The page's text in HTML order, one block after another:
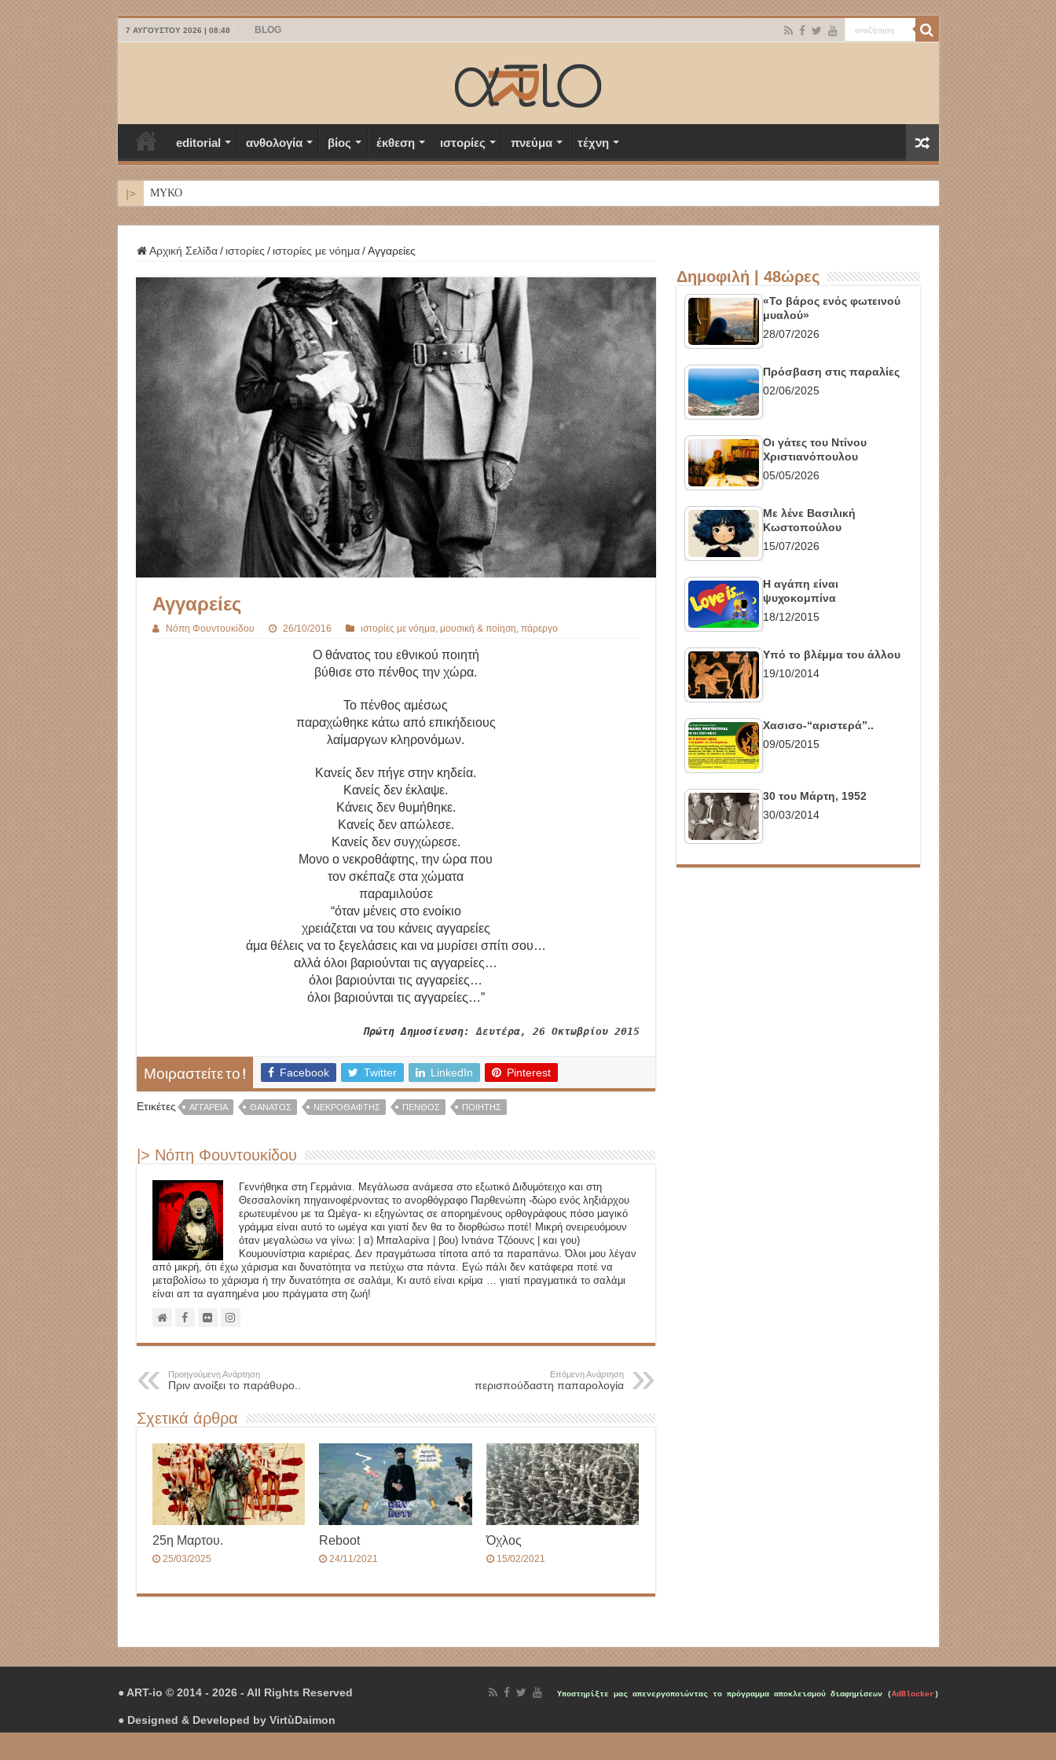
7 ΑΥΓΟΎΣΤΟΥ 2026 | 08:48 BLOG
editorial ανθολογία βίος έκθεση ιστορίες πνεύμα τέχνη
|> ΜΥΚΟΝΟΣ
Αρχική Σελίδα / ιστορίες / ιστορίες με νόημα / Αγγαρείες
Αγγαρείες
Νόπη Φουντουκίδου 26/10/2016 ιστορίες με νόημα, μουσική & ποίηση, πάρεργο
Ο θάνατος του εθνικού ποιητή
βύθισε στο πένθος την χώρα.
Το πένθος αμέσως
παραχώθηκε κάτω από επικήδειους
λαίμαργων κληρονόμων.
Κανείς δεν πήγε στην κηδεία.
Κανείς δεν έκλαψε.
Κάνεις δεν θυμήθηκε.
Κανείς δεν απώλεσε.
Κανείς δεν συγχώρεσε.
Μονο ο νεκροθάφτης, την ώρα που
τον σκέπαζε στα χώματα
παραμιλούσε
“όταν μένεις στο ενοίκιο
χρειάζεται να του κάνεις αγγαρείες
άμα θέλεις να το ξεγελάσεις και να μυρίσει σπίτι σου…
αλλά όλοι βαριούνται τις αγγαρείες…
όλοι βαριούνται τις αγγαρείες…
όλοι βαριούνται τις αγγαρείες…”
Πρώτη Δημοσίευση:Δευτέρα, 26 Οκτωβρίου 2015
Μοιραστείτε το ! Facebook Twitter LinkedIn Pinterest
Ετικέτες ΑΓΓΑΡΕΊΑ ΘΆΝΑΤΟΣ ΝΕΚΡΟΘΆΦΤΗΣ ΠΈΝΘΟΣ ΠΟΙΗΤΉΣ
|> Νόπη Φουντουκίδου
Γεννήθηκα στη Γερμάνια. Μεγάλωσα ανάμεσα στο εξωτικό Διδυμότειχο και στη
Θεσσαλονίκη πηγαινοφέρνοντας το ανορθόγραφο Παρθενώπη -δώρο ενός ληξιάρχου
ερωτευμένου με τα Ωμέγα- κι εξηγώντας σε απορημένους ορθογράφους πόσο μαγικό
γράμμα είναι αυτό το ωμέγα και γιατί δεν θα το διορθώσω ποτέ! Μικρή ονειρευόμουν
όταν μεγαλώσω να γίνω: | α) Μπαλαρίνα | βου) Ιντιάνα Τζόουνς | και γου)
Κουμουνίστρια καριέρας. Δεν πραγμάτωσα τίποτα από τα παραπάνω. Όλοι μου λέγαν
από μικρή, ότι έχω χάρισμα και δυνατότητα να πετύχω στα πάντα. Εγώ πάλι δεν κατάφερα ποτέ να
μεταβολίσω το χάρισμα ή την δυνατότητα σε σαλάμι, Κι αυτό είναι κρίμα … γιατί πραγματικά το σαλάμι
είναι απ τα αγαπημένα μου πράγματα στη ζωή!
Προηγούμενη Ανάρτηση
Πριν ανοίξει το παράθυρο..
Επόμενη Ανάρτηση
περισπούδαστη παπαρολογία
Σχετικά άρθρα
25η Μαρτου.
25/03/2025
Reboot
24/11/2021
Όχλος
15/02/2021
Δημοφιλή | 48ώρες
«Το βάρος ενός φωτεινού
μυαλού»
28/07/2026
Πρόσβαση στις παραλίες
02/06/2025
Οι γάτες του Ντίνου
Χριστιανόπουλου
05/05/2026
Με λένε Βασιλική
Κωστοπούλου
15/07/2026
Η αγάπη είναι
ψυχοκομπίνα
18/12/2015
Υπό το βλέμμα του άλλου
19/10/2014
Χασισο-“αριστερά”..
09/05/2015
30 του Μάρτη, 1952
30/03/2014
Υποστηρίξτε μας απενεργοποιώντας το πρόγραμμα αποκλεισμού διαφημίσεων (AdBlocker)
● ART-io © 2014 - 2026 - All Rights Reserved
● Designed & Developed by VirtùDaimon